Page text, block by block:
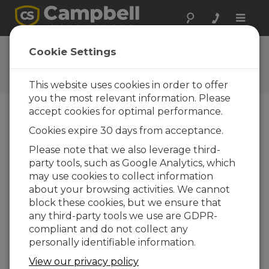
Toggle
GRANITE | Test des véhicules
GRANITE | Test des véhicules—
L'extraordinaire série GRANITE™ DAQ
GRANITE | Test des véhicules—L'extraordinaire
Cookie Settings
This website uses cookies in order to offer
you the most relevant information. Please
accept cookies for optimal performance.
Cookies expire 30 days from acceptance.
Please note that we also leverage third-
party tools, such as Google Analytics, which
may use cookies to collect information
about your browsing activities. We cannot
block these cookies, but we ensure that
any third-party tools we use are GDPR-
compliant and do not collect any
personally identifiable information.
View our privacy policy